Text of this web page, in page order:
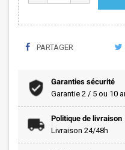
PARTAGER
Garanties sécurité
Garantie 2 / 5 ou 10
Politique de livraison
Livraison 24/48h